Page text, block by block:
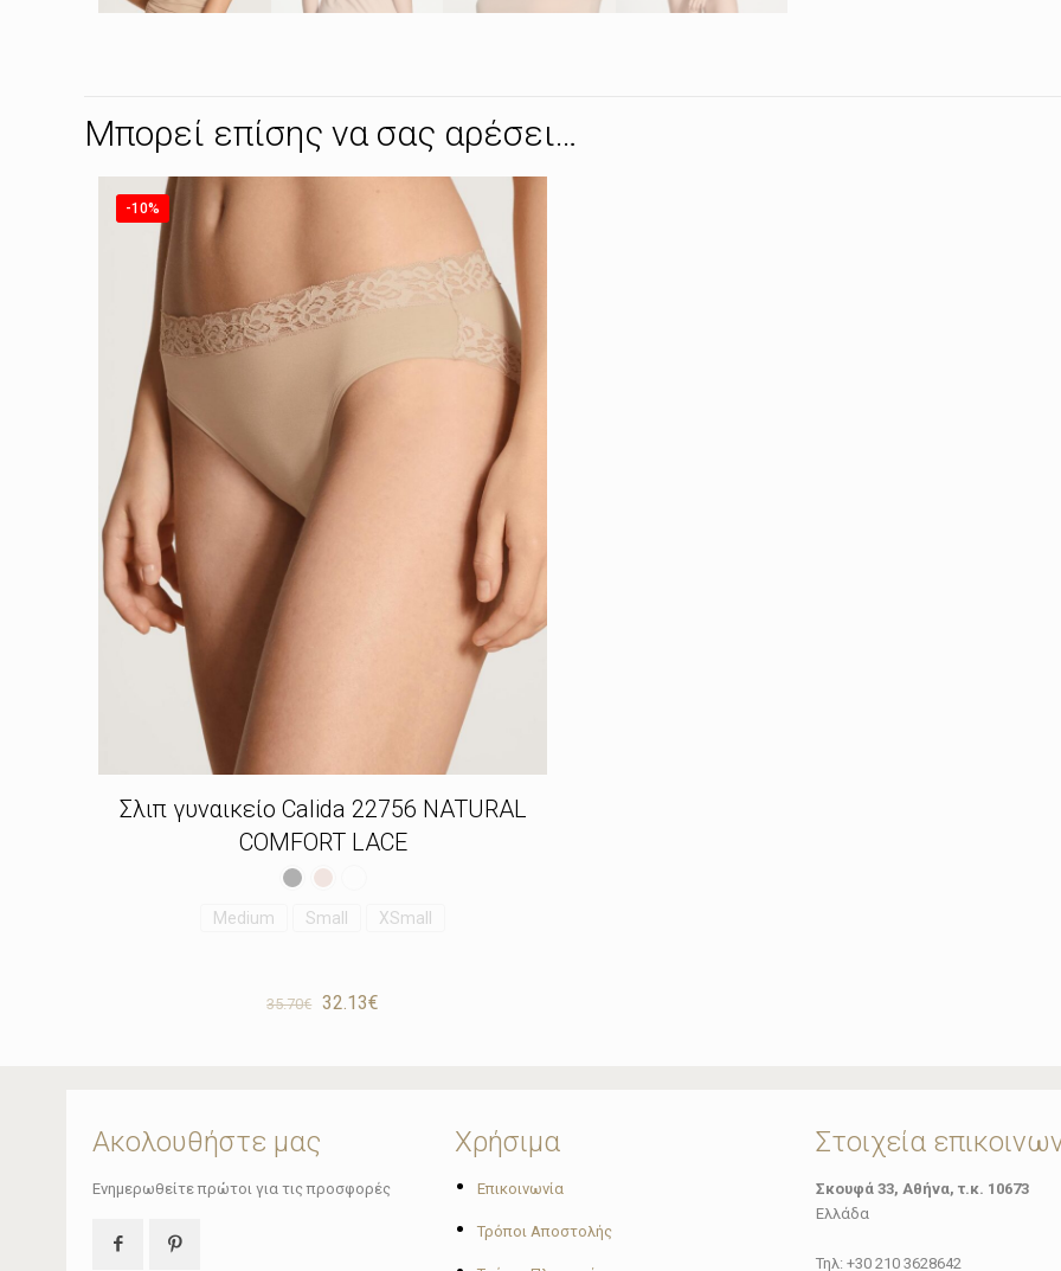
Μπορεί επίσης να σας αρέσει…
-10%
Σλιπ γυναικείο Calida 22756 NATURAL
COMFORT LACE
Medium Small XSmall
35.70€ Original
32.13€
Ακολουθήστε μας
Ενημερωθείτε πρώτοι για τις προσφορές
Χρήσιμα
• Επικοινωνία
• Τρόποι Αποστολής
Στοιχεία
Σκουφά 33, Αθήνα, τ.κ. 10673
Ελλάδα
Τηλ: +30 210 3628642